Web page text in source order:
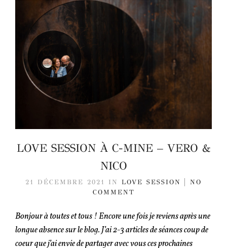
LOVE SESSION À C-MINE – VERO &
NICO
21 DÉCEMBRE 2021 IN LOVE SESSION
NO
COMMENT
Bonjour à toutes et tous ! Encore une fois je reviens après une
longue absence sur le blog. J’ai 2-3 articles de séances coup de
coeur que j’ai envie de partager avec vous ces prochaines